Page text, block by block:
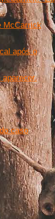
McCarrick
após o
aparecer.
caso